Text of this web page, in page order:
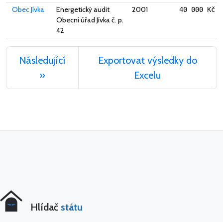
Obec Jívka
Energetický audit
Obecní úřad Jívka č. p.
42
2001 40 000 Kč
Následující
»
Exportovat výsledky do
Excelu
Hlídač státu